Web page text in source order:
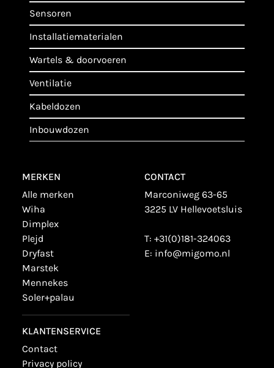
sensoren
installatiematerialen
wartels & doorvoeren
ventilatie
kabeldozen
inbouwdozen
MERKEN
alle merken
wiha
dimplex
plejd
dryfast
marstek
mennekes
soler+palau
KLANTENSERVICE
contact
privacy policy
CONTACT
Marconiweg 63-65
3225 LV Hellevoetsluis
T: +31(0)181-324063
E: info@migomo.nl